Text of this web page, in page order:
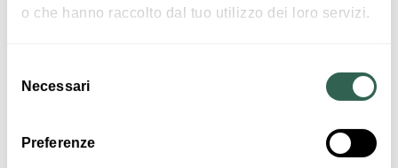
o che hanno raccolto dal tuo utilizzo dei loro servizi.
delNecessari
Preferenze
PIAZZE, VIE, MONUMENTI